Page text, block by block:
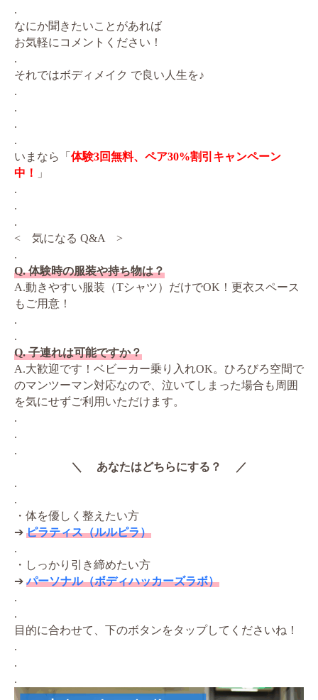
.
なにか聞きたいことがあれば
お気軽にコメントください！
.
それではボディメイク で良い人生を♪
.
.
.
.
いまなら「 体験3回無料、ペア30%割引キャンペーン
中！
」
.
.
.
< 気になる Q&A >
.
Q. 体験時の服装や持ち物は？
A.動きやすい服装（Tシャツ）だけでOK！更衣スペース
もご用意！
.
.
Q. 子連れは可能ですか？
A.大歓迎です！ベビーカー乗り入れOK。ひろびろ空間で
のマンツーマン対応なので、泣いてしまった場合も周囲
を気にせずご利用いただけます。
.
.
.
＼ あなたはどちらにする？ ／
.
.
・体を優しく整えたい方
➔ ピラティス（ルルピラ）
.
・しっかり引き締めたい方
➔パーソナル（ボディハッカーズラボ）
.
.
目的に合わせて、下のボタンをタップしてくださいね！
.
.
.